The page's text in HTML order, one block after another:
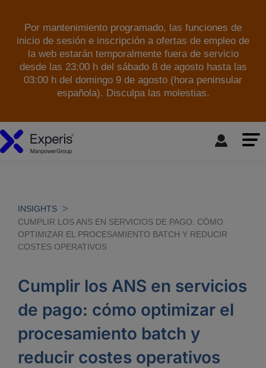
Por mantenimiento programado, las funciones de
inicio de sesión e inscripción a ofertas de empleo de
la web estarán temporalmente fuera de servicio
desde las 23:00 h del sábado 8 de agosto hasta las
03:00 h del domingo 9 de agosto (hora peninsular
española). Disculpa las molestias.
INSIGHTS
CUMPLIR LOS ANS EN SERVICIOS DE PAGO: CÓMO
OPTIMIZAR EL PROCESAMIENTO BATCH Y REDUCIR
COSTES OPERATIVOS
Cumplir los ANS en servicios
de pago: cómo optimizar el
procesamiento batch y
reducir costes operativos